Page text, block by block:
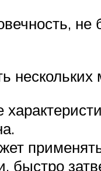
не
быстро